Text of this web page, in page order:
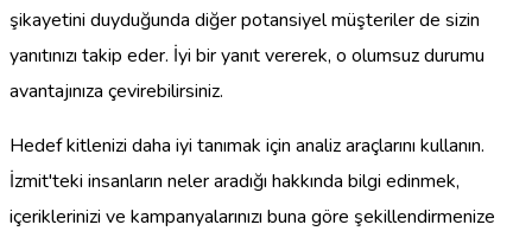
şikayetini duyduğunda diğer potansiyel müşteriler de sizin
yanıtınızı takip eder. İyi bir yanıt vererek, o olumsuz durumu
avantajınıza çevirebilirsiniz.
Hedef kitlenizi daha iyi tanımak için analiz araçlarını kullanın.
İzmit'teki insanların neler aradığı hakkında bilgi edinmek,
içeriklerinizi ve kampanyalarınızı buna göre şekillendirmenize